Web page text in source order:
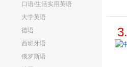
口语/生活实用英语
大学英语
德语
西班牙语
俄罗斯语
3.